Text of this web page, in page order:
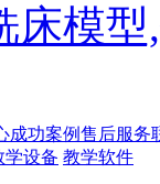
床模
成功案例售后服务
学设备 教学软件